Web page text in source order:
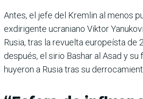
Antes, el jefe del Kremlin al menos
exdirigente ucraniano Viktor
Rusia, tras la revuelta europeísta de
después, el sirio Bashar al Asad y su
huyeron a Rusia tras su